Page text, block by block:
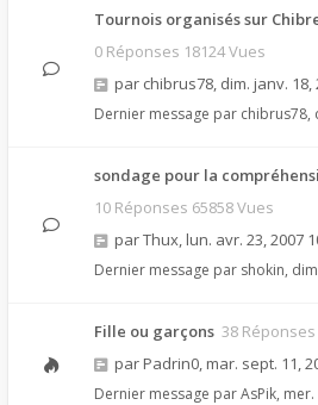
Tournois organisés sur
0 Réponses 18124 Vues
par chibrus78, dim. janv. 18,
Dernier message par chibrus78,
sondage pour la
10 Réponses 65858 Vues
parThux, lun. avr. 23, 2007
Dernier message par shokin,
Fille ou garçons 38
par Padrin0, mar. sept. 11,
Dernier message parAsPik, mer.